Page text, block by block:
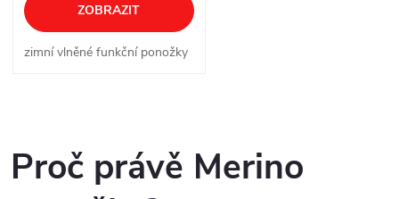
ZOBRAZIT
zimní vlněné funkční ponožky
v
Proč právě Merino